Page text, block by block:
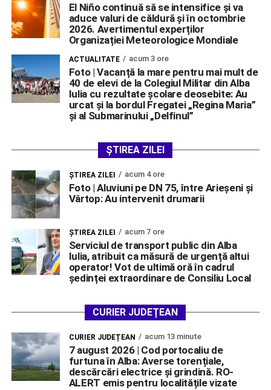
El Niño continuă să se intensifice și va
aduce valuri de căldură și în octombrie
2026. Avertimentul experților
Organizației Meteorologice Mondiale
ACTUALITATE acum 3 ore
Foto | Vacanță la mare pentru mai mult de
40 de elevi de la Colegiul Militar din Alba
Iulia cu rezultate școlare deosebite: Au
urcat și la bordul Fregatei „Regina Maria”
și al Submarinului „Delfinul”
ȘTIREA ZILEI
ŞTIREA ZILEI acum 4 ore
Foto | Aluviuni pe DN 75, între Arieșeni și
Vârtop: Au intervenit drumarii
ŞTIREA ZILEI acum 7 ore
Serviciul de transport public din Alba
Iulia, atribuit ca măsură de urgență altui
operator! Vot de ultimă oră în cadrul
ședinței extraordinare de Consiliu Local
CURIER JUDEȚEAN
CURIER JUDEȚEAN acum 13 minute
7 august 2026 | Cod portocaliu de
furtuna în Alba: Averse torențiale,
descărcări electrice și grindină. RO-
ALERT emis pentru localitățile vizate